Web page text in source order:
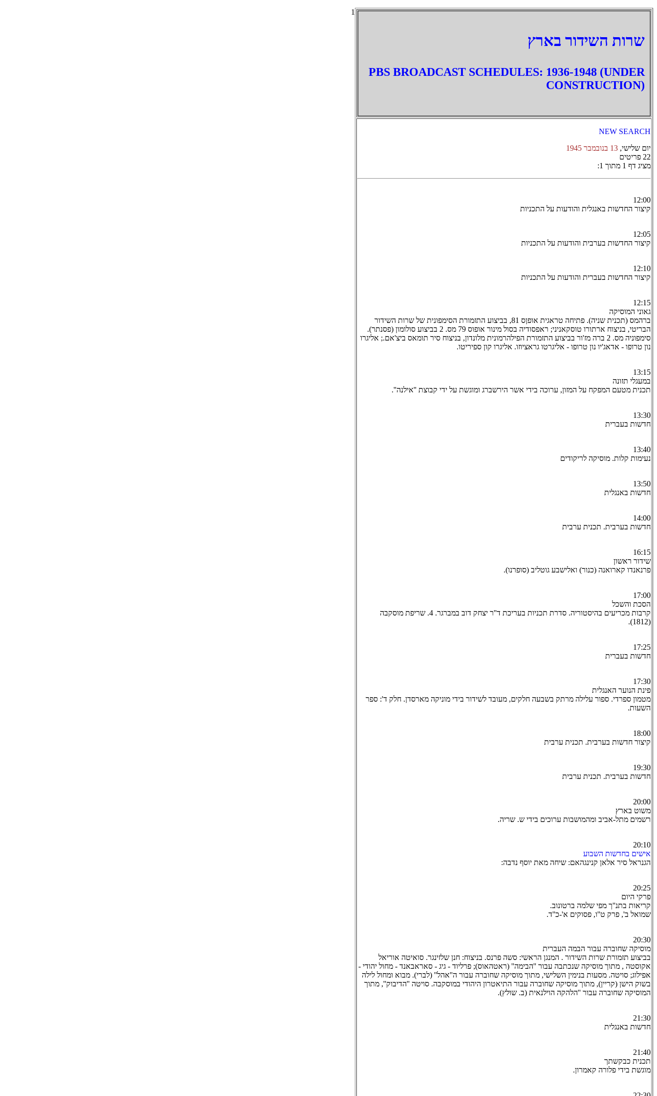
‏שרות השידור בארץ
PBS BROADCAST SCHEDULES: 1936-1948 (UNDER
CONSTRUCTION)
NEW SEARCH
יום שלישי, 13 בנובמבר 1945
22 פריטים
מציג דף 1 מתוך 1:
12:00
קיצור החדשות באנגלית והודעות על התכניות
12:05
קיצור החדשות בערבית והודעות על התכניות
12:10
קיצור החדשות בעברית והודעות על התכניות
12:15
גאוני המוסיקה
ברהמס (תכנית שניה). פתיחה טראגית אופןס 81, בביצוע התזמורת הסימפונית של שרות השידור
הבריטי, בניצוח ארתורו טוסקאניני; ראפסודיה בסול מינור אופוס 79 מס. 2 בביצוע סולומון (פסנתר).
סימפוניה מס. 2 ברה מז'ור בביצוע התזמורת הפילהרמונית מלונדון, בניצוח סיר תומאס ביצ'אם.; אליגרו
נון טרופו - אדאג'יו נון טרופו - אליגרטו גראציוזו. אליגרו קון ספיריטו.
13:15
במעגלי תזונה
תכנית מטעם המפקח על המזון, ערוכה בידי אשר הירשברג ומוגשת על ידי קבוצת ''אילנה''.
13:30
חדשות בעברית
13:40
נעימות קלות. מוסיקה לריקודים
13:50
חדשות באנגלית
14:00
חדשות בערבית. תכנית ערבית
16:15
שידור ראשון
פרנאנדו קארואנה (כנור) ואלישבע גוטליב (סופרנו).
17:00
הסכת והשכל
קרבות מכריעים בהיסטוריה. סדרת תכניות בעריכת ד''ר יצחק דוב במברגר. 4. שריפת מוסקבה
(1812).
17:25
חדשות בעברית
17:30
פינת הנוער האנגלית
מטמון ספרדי. ספור עלילה מרתק בשבעה חלקים, מעובד לשידור בידי מוניקה מארסדן. חלק ד': ספר
השעות.
18:00
קיצור חדשות בערבית. תכנית ערבית
19:30
חדשות בערבית. תכנית ערבית
20:00
משוט בארץ
רשמים מתל-אביב ומהמושבות ערוכים בידי ש. שריה.
20:10
אישים בחדשות השבוע
הגנראל סיר אלאן קנינגהאם: שיחה מאת יוסף נדבה:
20:25
פרקי היום
קריאות בתנ''ך מפי שלמה ברטונוב.
שמואל ב', פרק ט''ו, פסוקים א'-כ''ד.
20:30
מוסיקה שחוברה עבור הבמה העברית
בביצוע תזמורת שרות השידור . המנגן הראשי: סשה פרנס. בניצוח: חנן שלזינגר. סואיטה אוריאל
אקוסטה , מתוך מוסיקה שנכתבה עבור ''הבימה'' (ראטהאוס); פרליוד - גיג - סאראבאנד - מחול יהודי -
אפילוג; סויטה. מסעות בנימין השלישי, מתוך מוסיקה שחוברה עבור ה''אהל'' (לברי). מבוא ומחול לילה
בשוק הישן (קריין), מתוך מוסיקה שחוברה עבור התיאטרון היהודי במוסקבה. סויטה ''הדיבוק'', מתוך
המוסיקה שחוברה עבור ''הלהקה הוילנאית (ב. שולץ).
21:30
חדשות באנגלית
21:40
תכנית כבקשתך
מוגשת בידי פלורה קאמרון.
1